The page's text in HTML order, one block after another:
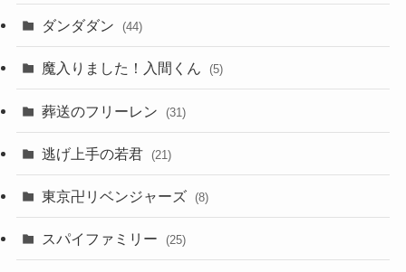
ダンダダン (44)
魔入りました！入間くん (5)
葬送のフリーレン (31)
逃げ上手の若君 (21)
東京卍リベンジャーズ (8)
スパイファミリー (25)